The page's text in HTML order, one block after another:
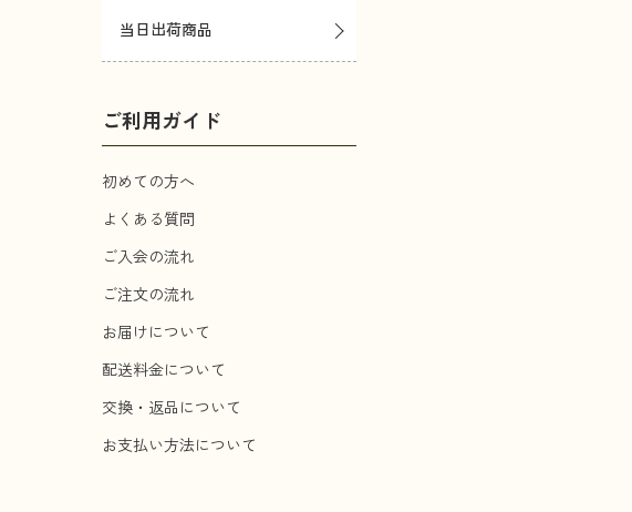
当日出荷商品
ご利用ガイド
初めての方へ
よくある質問
ご入会の流れ
ご注文の流れ
お届けについて
配送料金について
交換・返品について
お支払い方法について